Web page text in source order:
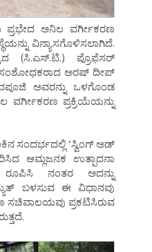
ಪ್ರಭೇದ ಅನಿಲ ವರ್ಗೀಕರಣ
ವಿನ್ಯಾಸಗೊಳಿಸಲಾಗಿದೆ.
(ಸಿ.ಎಸ್.ಟಿ.) ಪ್ರೊಫೆಸರ್
ಸಂಶೋಧಕರಾದ ಅರಷ್ ದೀಪ್
ಅವರನ್ನು ಒಳಗೊಂಡ
ಪ್ರಕ್ರಿಯೆಯನ್ನು
ಸಂದರ್ಭದಲ್ಲಿ ‘ಸ್ವಿಂಗ್ ಅಡ್
ಆಮ್ಲಜನಕ ಉತ್ಪಾದನಾ
ರೂಪಿಸಿ ನಂತರ ಅದನ್ನು
ಬಳಸುವ ಈ ವಿಧಾನವು
ಸಚಿವಾಲಯವು ಪ್ರಕಟಿಸಿರುವ